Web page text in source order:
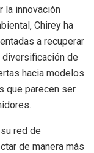
la innovación
Chirey ha
a recuperar
de
hacia modelos
que parecen ser
red de
de manera más